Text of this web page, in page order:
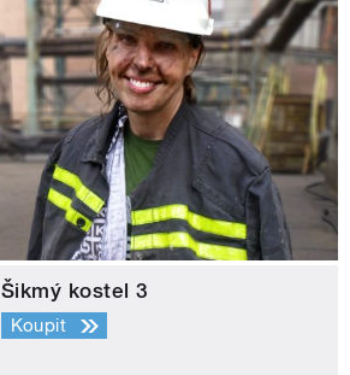
Šikmý kostel 3
Koupit